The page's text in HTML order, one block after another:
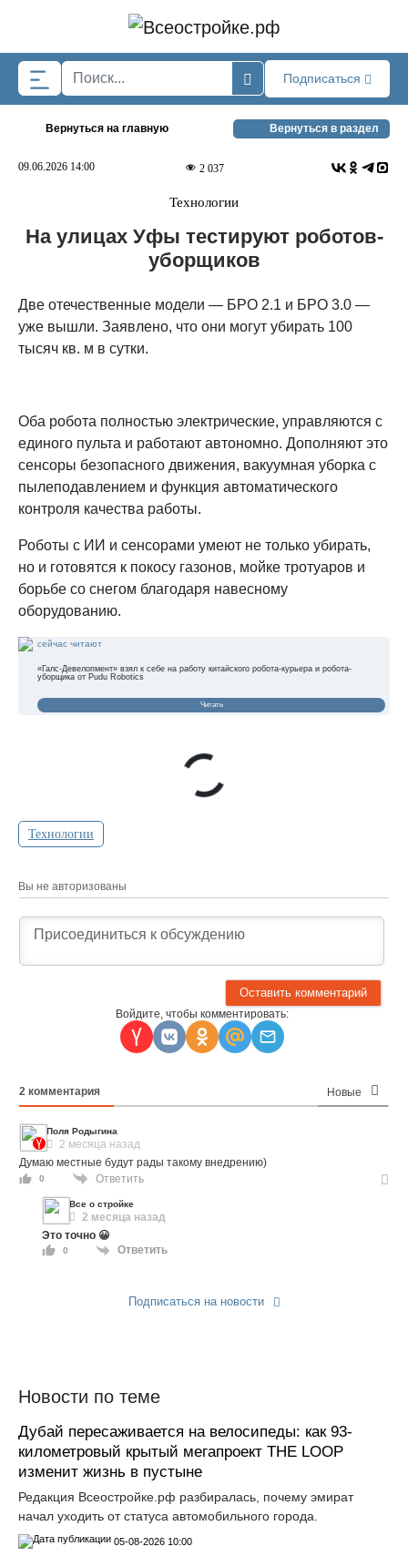
Подписаться
Вернуться на главную Вернуться в раздел
09.06.2026 14:00 2 037
Технологии
На улицах Уфы тестируют роботов-
уборщиков
Две отечественные модели — БРО 2.1 и БРО 3.0 —
уже вышли. Заявлено, что они могут убирать 100
тысяч кв. м в сутки.
Оба робота полностью электрические, управляются с
единого пульта и работают автономно. Дополняют это
сенсоры безопасного движения, вакуумная уборка с
пылеподавлением и функция автоматического
контроля качества работы.
Роботы с ИИ и сенсорами умеют не только убирать,
но и готовятся к покосу газонов, мойке тротуаров и
борьбе со снегом благодаря навесному
оборудованию.
сейчас читают
«Галс-Девелопмент» взял к себе на работу китайского робота-курьера и робота-
уборщика от Pudu Robotics
Читать
Технологии
Вы не авторизованы
Войдите, чтобы комментировать:
2 комментария Новые
Поля Родыгина
2 месяца назад
Думаю местные будут рады такому внедрению)
0 Ответить
Все о стройке
2 месяца назад
Это точно 😀
0 Ответить
Подписаться на новости
Новости по теме
Дубай пересаживается на велосипеды: как 93-
километровый крытый мегапроект THE LOOP
изменит жизнь в пустыне
Редакция Всеостройке.рф разбиралась, почему эмират
начал уходить от статуса автомобильного города.
05-08-2026 10:00